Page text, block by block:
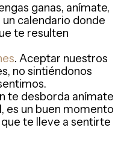
ganas, anímate,
calendario donde
te resulten
. Aceptar nuestros
no sintiéndonos
te desborda anímate
es un buen momento
te lleve a sentirte